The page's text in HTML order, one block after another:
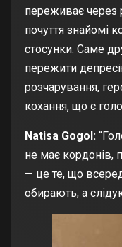
переживає через
почуття знайомі
стосунки. Саме
пережити
розчарування,
кохання, що є
Natisa Gogol:
не має кордонів,
— це те, що
обирають, а